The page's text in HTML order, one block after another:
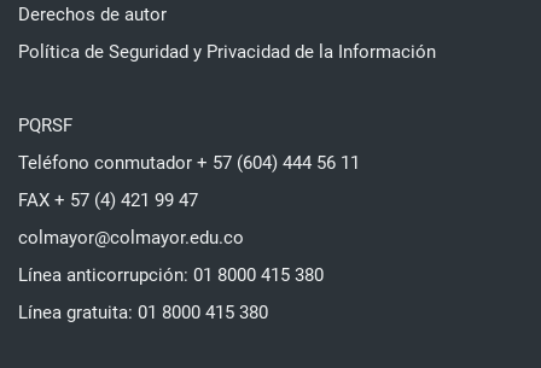
Derechos de autor
Política de Seguridad y Privacidad de la Información
PQRSF
Teléfono conmutador + 57 (604) 444 56 11
FAX + 57 (4) 421 99 47
colmayor@colmayor.edu.co
Línea anticorrupción: 01 8000 415 380
Línea gratuita: 01 8000 415 380